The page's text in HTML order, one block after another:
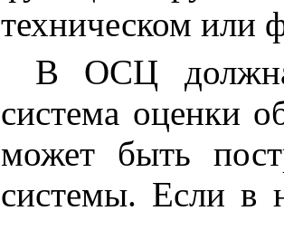
техническом или
В ОСЦ должна
система оценки
может быть
системы. Если в